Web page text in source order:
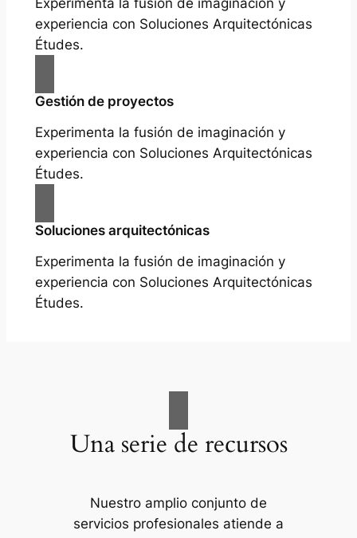
Experimenta la fusión de imaginación y
experiencia con Soluciones Arquitectónicas
Études.
Gestión de proyectos
Experimenta la fusión de imaginación y
experiencia con Soluciones Arquitectónicas
Études.
Soluciones arquitectónicas
Experimenta la fusión de imaginación y
experiencia con Soluciones Arquitectónicas
Études.
Una serie de recursos
Nuestro amplio conjunto de
servicios profesionales atiende a